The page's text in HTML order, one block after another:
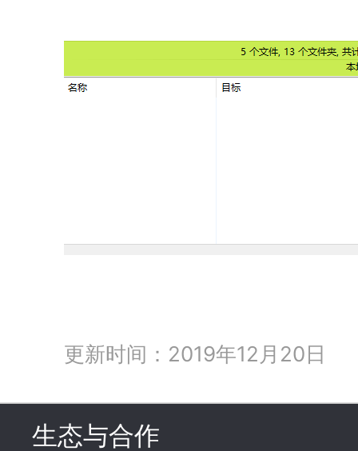
更新时间：2019年12月20日
生态与合作